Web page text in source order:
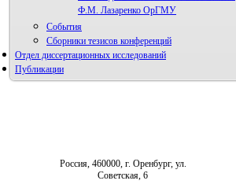
Ф.М. Лазаренко ОрГМУ
События
Сборники тезисов конференций
Отдел диссертационных исследований
Публикации
Россия, 460000, г. Оренбург, ул.
Советская, 6